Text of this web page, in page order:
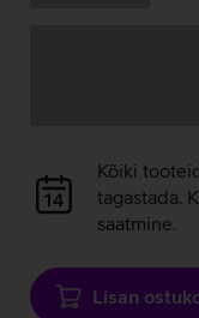
Andmete
laadimine
Kõiki
tagastada.
saatmine.
Lisan